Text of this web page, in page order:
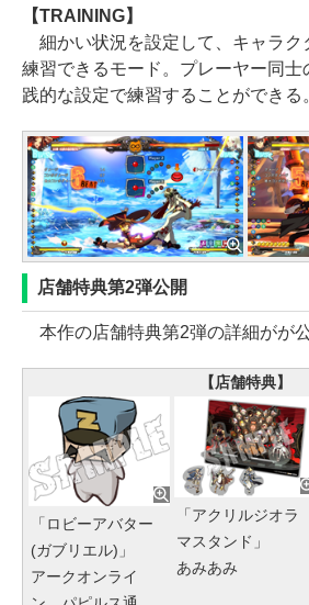
【TRAINING】
細かい状況を設定して、キャラク
練習できるモード。プレーヤー同士
践的な設定で練習することができる
店舗特典第2弾公開
本作の店舗特典第2弾の詳細がが公
【店舗特典】
「ロビーアバター
(ガブリエル)」
アークオンライ
「アクリルジオラ
マスタンド」
あみあみ